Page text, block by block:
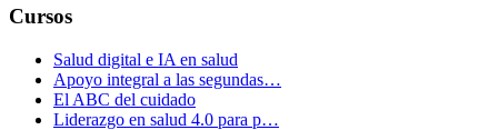
Cursos
Salud digital e IA en salud
Apoyo integral a las segundas…
El ABC del cuidado
Liderazgo en salud 4.0 para p…